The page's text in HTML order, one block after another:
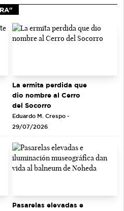
La ermita perdida que
dio nombre al Cerro
del Socorro
Eduardo M. Crespo -
29/07/2026
Pasarelas elevadas e